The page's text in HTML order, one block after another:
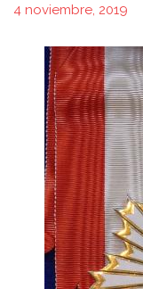
4 noviembre, 2019